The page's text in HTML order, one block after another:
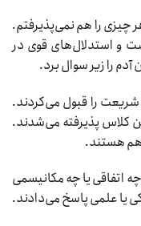
را هم نمی‌پذیرفتم.
و استدلال‌های قوی در
را زیر سوال برد.
شریعت را قبول می‌کردند.
کلاس پذیرفته می‌شدند.
هم هستند.
اتفاقی یا چه مکانیسمی
یا علمی پاسخ می‌دادند.